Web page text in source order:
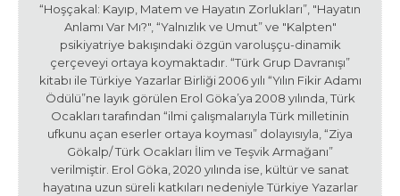
“Hoşçakal: Kayıp, Matem ve Hayatın Zorlukları”, "Hayatın
Anlamı Var Mı?", “Yalnızlık ve Umut” ve "Kalpten"
psikiyatriye bakışındaki özgün varoluşçu-dinamik
çerçeveyi ortaya koymaktadır. “Türk Grup Davranışı”
kitabı ile Türkiye Yazarlar Birliği 2006 yılı “Yılın Fikir Adamı
Ödülü”ne layık görülen Erol Göka’ya 2008 yılında, Türk
Ocakları tarafından “ilmi çalışmalarıyla Türk milletinin
ufkunu açan eserler ortaya koyması” dolayısıyla, “Ziya
Gökalp/ Türk Ocakları İlim ve Teşvik Armağanı”
verilmiştir. Erol Göka, 2020 yılında ise, kültür ve sanat
hayatına uzun süreli katkıları nedeniyle Türkiye Yazarlar